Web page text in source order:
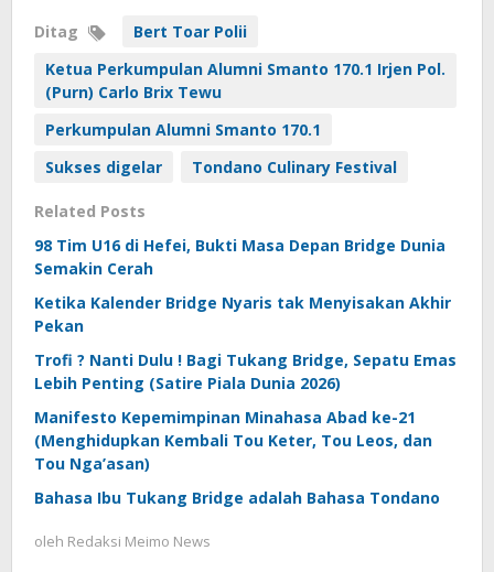
Ditag
Bert Toar Polii
Ketua Perkumpulan Alumni Smanto 170.1 Irjen Pol.
(Purn) Carlo Brix Tewu
Perkumpulan Alumni Smanto 170.1
Sukses digelar
Tondano Culinary Festival
Related Posts
98 Tim U16 di Hefei, Bukti Masa Depan Bridge Dunia
Semakin Cerah
Ketika Kalender Bridge Nyaris tak Menyisakan Akhir
Pekan
Trofi ? Nanti Dulu ! Bagi Tukang Bridge, Sepatu Emas
Lebih Penting (Satire Piala Dunia 2026)
Manifesto Kepemimpinan Minahasa Abad ke-21
(Menghidupkan Kembali Tou Keter, Tou Leos, dan
Tou Nga’asan)
Bahasa Ibu Tukang Bridge adalah Bahasa Tondano
oleh Redaksi Meimo News